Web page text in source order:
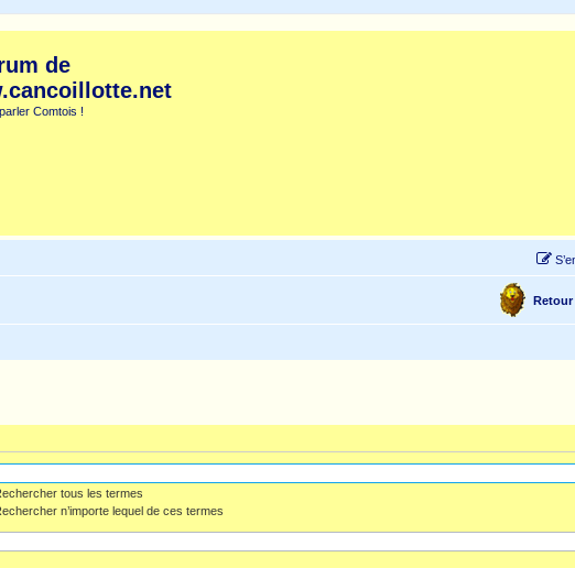
de
Comtois !
Retour
tous les termes
n’importe lequel de ces termes